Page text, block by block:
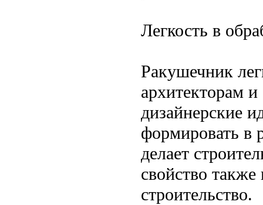
Легкость в
Ракушечник
архитекторам
дизайнерские
формировать в
делает
свойство также
строительство.